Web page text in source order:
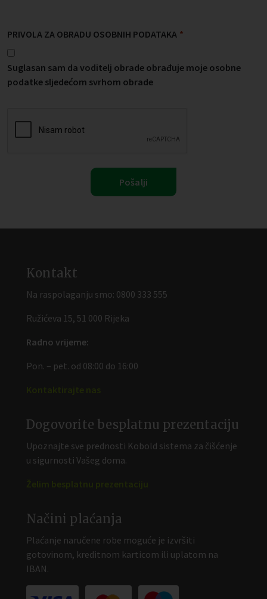
PRIVOLA ZA OBRADU OSOBNIH PODATAKA *
Suglasan sam da voditelj obrade obrađuje moje osobne
podatke sljedećom svrhom obrade
Kontakt
Na raspolaganju smo: 0800 333 555
Ružićeva 15, 51 000 Rijeka
Radno vrijeme:
Pon. – pet. od 08:00 do 16:00
Dogovorite besplatnu prezentaciju
Upoznajte sve prednosti Kobold sistema za čišćenje
u sigurnosti Vašeg doma.
Načini plaćanja
Plaćanje naručene robe moguće je izvršiti
gotovinom, kreditnom karticom ili uplatom na
IBAN.